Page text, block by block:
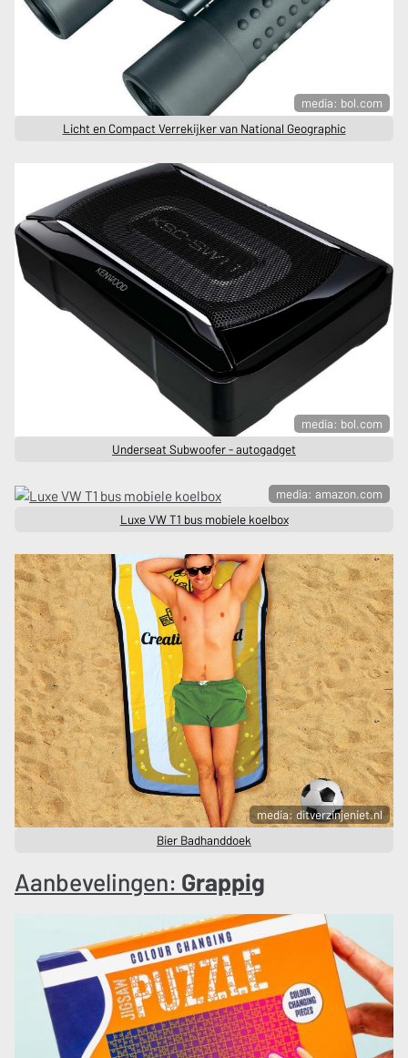
media: bol.com
Licht en Compact Verrekijker van National Geographic
media: bol.com
Underseat Subwoofer - autogadget
media: amazon.com
Luxe VW T1 bus mobiele koelbox
media: ditverzinjeniet.nl
Bier Badhanddoek
Aanbevelingen: Grappig